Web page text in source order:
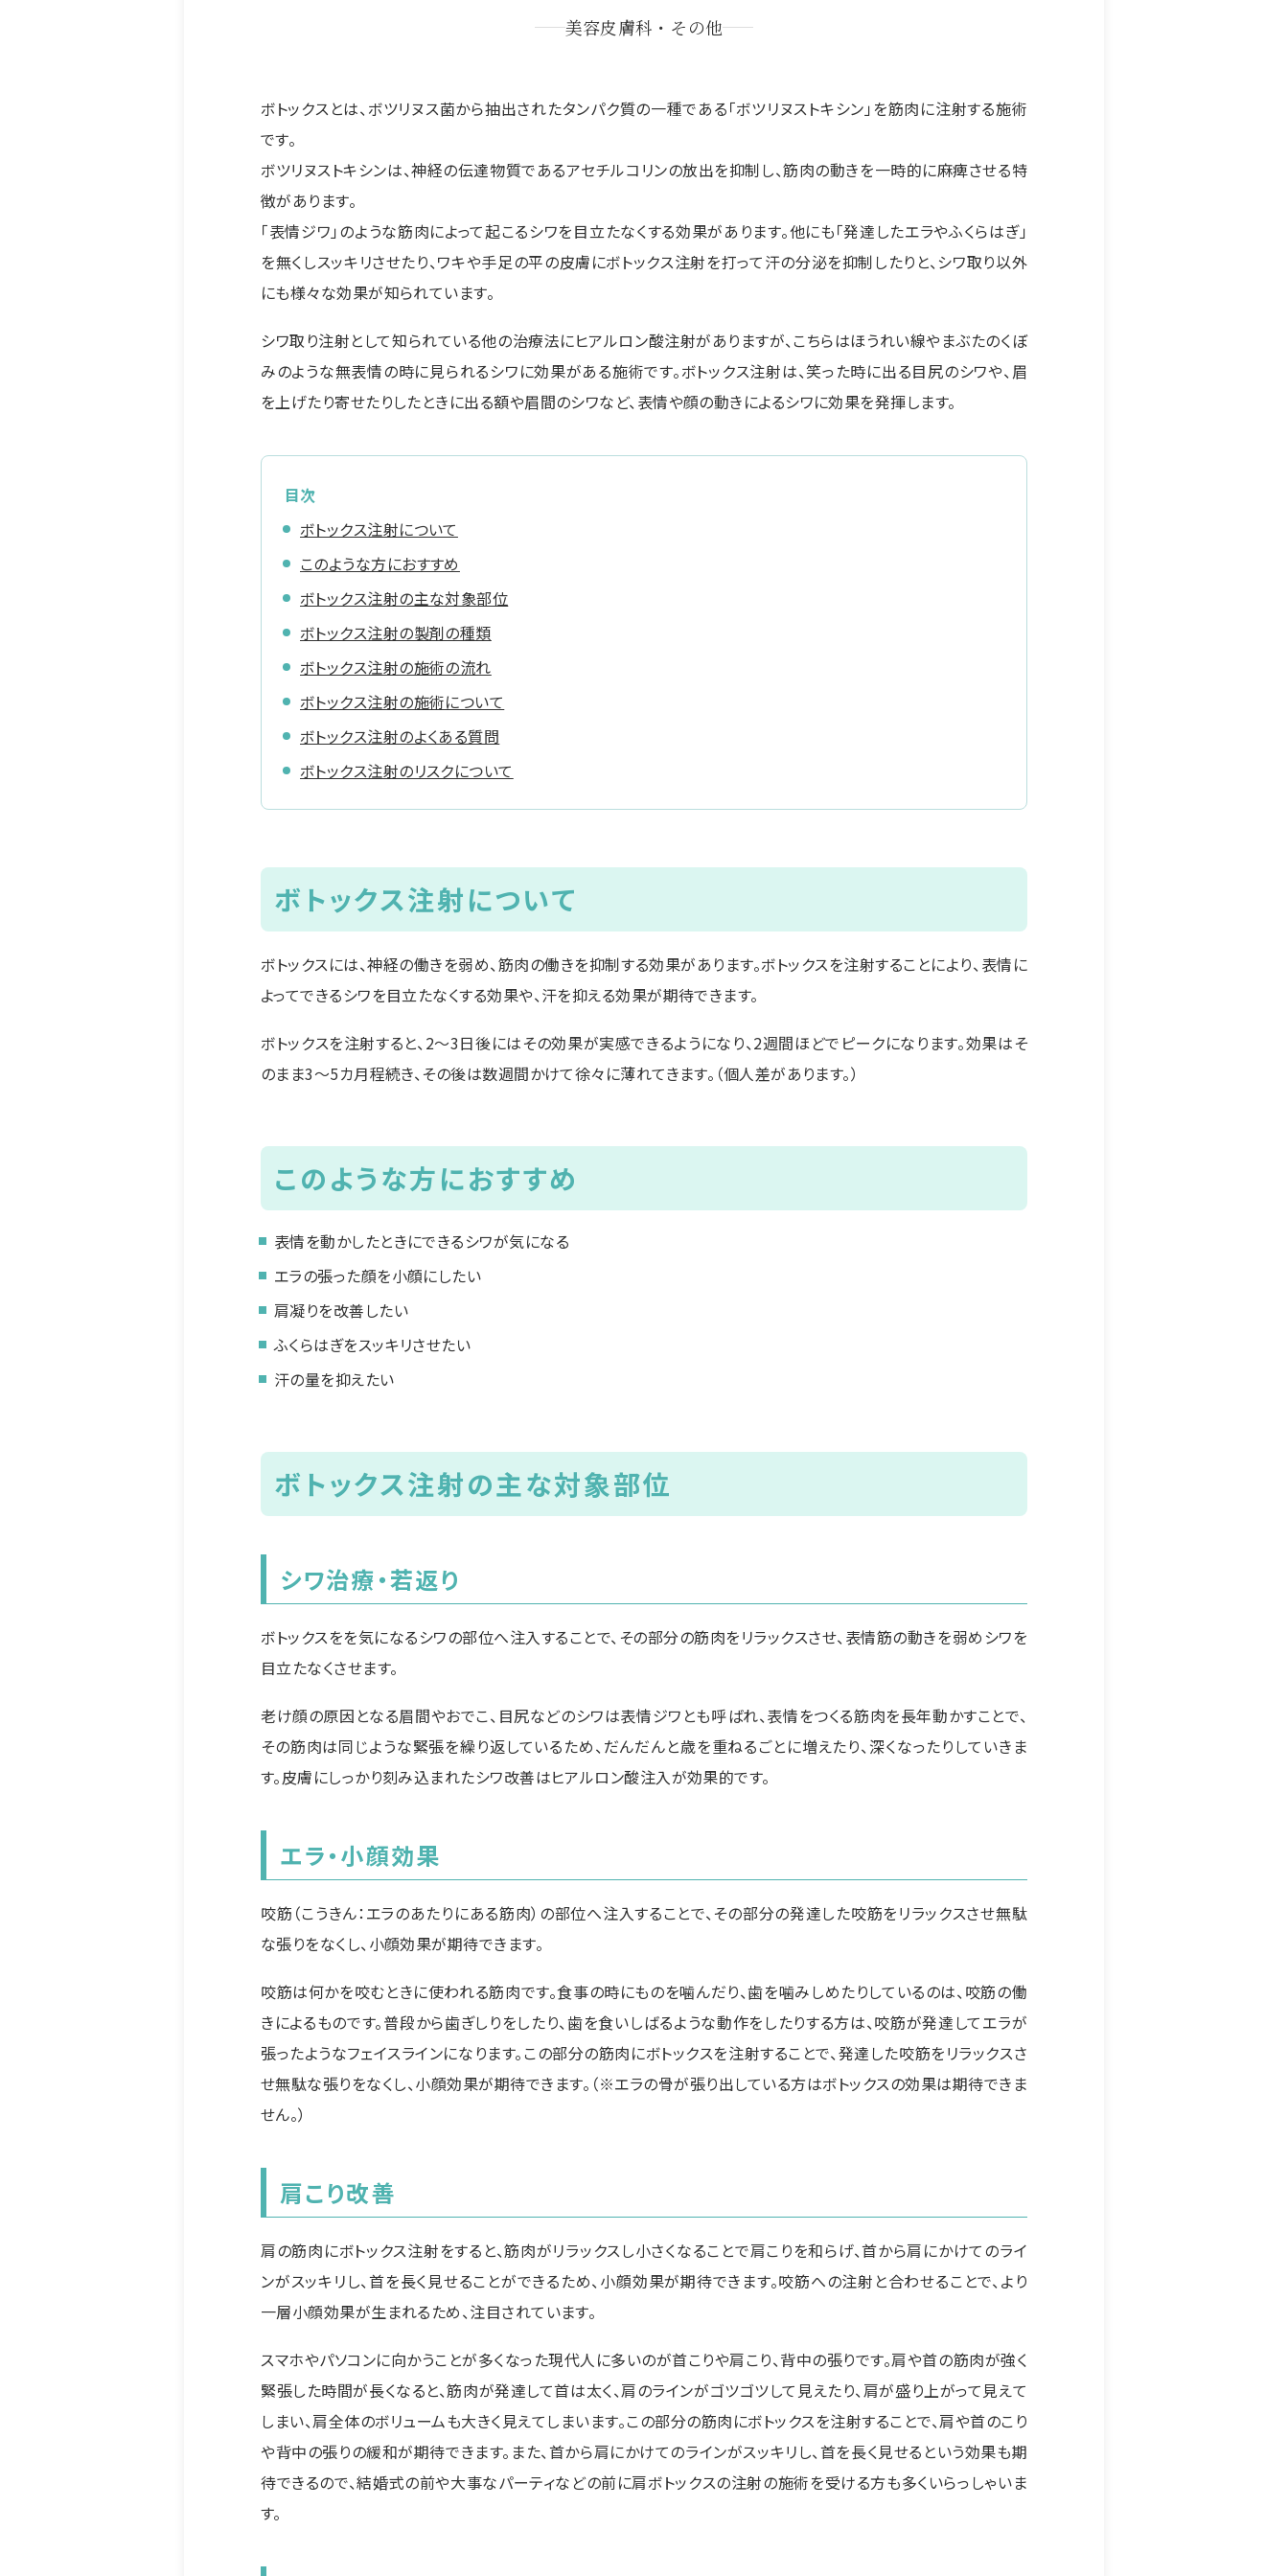
美容皮膚科・その他
ボトックスとは、ボツリヌス菌から抽出されたタンパク質の一種である「ボツリヌストキシン」を筋肉に注射する施術
です。
ボツリヌストキシンは、神経の伝達物質であるアセチルコリンの放出を抑制し、筋肉の動きを一時的に麻痺させる特
徴があります。
「表情ジワ」のような筋肉によって起こるシワを目立たなくする効果があります。他にも「発達したエラやふくらはぎ」
を無くしスッキリさせたり、ワキや手足の平の皮膚にボトックス注射を打って汗の分泌を抑制したりと、シワ取り以外
にも様々な効果が知られています。
シワ取り注射として知られている他の治療法にヒアルロン酸注射がありますが、こちらはほうれい線やまぶたのくぼ
みのような無表情の時に見られるシワに効果がある施術です。ボトックス注射は、笑った時に出る目尻のシワや、眉
を上げたり寄せたりしたときに出る額や眉間のシワなど、表情や顔の動きによるシワに効果を発揮します。
目次
ボトックス注射について
このような方におすすめ
ボトックス注射の主な対象部位
ボトックス注射の製剤の種類
ボトックス注射の施術の流れ
ボトックス注射の施術について
ボトックス注射のよくある質問
ボトックス注射のリスクについて
ボトックス注射について
ボトックスには、神経の働きを弱め、筋肉の働きを抑制する効果があります。ボトックスを注射することにより、表情に
よってできるシワを目立たなくする効果や、汗を抑える効果が期待できます。
ボトックスを注射すると、2～3日後にはその効果が実感できるようになり、2週間ほどでピークになります。効果はそ
のまま3～5カ月程続き、その後は数週間かけて徐々に薄れてきます。（個人差があります。）
このような方におすすめ
表情を動かしたときにできるシワが気になる
エラの張った顔を小顔にしたい
肩凝りを改善したい
ふくらはぎをスッキリさせたい
汗の量を抑えたい
ボトックス注射の主な対象部位
シワ治療・若返り
ボトックスをを気になるシワの部位へ注入することで、その部分の筋肉をリラックスさせ、表情筋の動きを弱めシワを
目立たなくさせます。
老け顔の原因となる眉間やおでこ、目尻などのシワは表情ジワとも呼ばれ、表情をつくる筋肉を長年動かすことで、
その筋肉は同じような緊張を繰り返しているため、だんだんと歳を重ねるごとに増えたり、深くなったりしていきま
す。皮膚にしっかり刻み込まれたシワ改善はヒアルロン酸注入が効果的です。
エラ・小顔効果
咬筋（こうきん：エラのあたりにある筋肉）の部位へ注入することで、その部分の発達した咬筋をリラックスさせ無駄
な張りをなくし、小顔効果が期待できます。
咬筋は何かを咬むときに使われる筋肉です。食事の時にものを噛んだり、歯を噛みしめたりしているのは、咬筋の働
きによるものです。普段から歯ぎしりをしたり、歯を食いしばるような動作をしたりする方は、咬筋が発達してエラが
張ったようなフェイスラインになります。この部分の筋肉にボトックスを注射することで、発達した咬筋をリラックスさ
せ無駄な張りをなくし、小顔効果が期待できます。（※エラの骨が張り出している方はボトックスの効果は期待できま
せん。）
肩こり改善
肩の筋肉にボトックス注射をすると、筋肉がリラックスし小さくなることで肩こりを和らげ、首から肩にかけてのライ
ンがスッキリし、首を長く見せることができるため、小顔効果が期待できます。咬筋への注射と合わせることで、より
一層小顔効果が生まれるため、注目されています。
スマホやパソコンに向かうことが多くなった現代人に多いのが首こりや肩こり、背中の張りです。肩や首の筋肉が強く
緊張した時間が長くなると、筋肉が発達して首は太く、肩のラインがゴツゴツして見えたり、肩が盛り上がって見えて
しまい、肩全体のボリュームも大きく見えてしまいます。この部分の筋肉にボトックスを注射することで、肩や首のこり
や背中の張りの緩和が期待できます。また、首から肩にかけてのラインがスッキリし、首を長く見せるという効果も期
待できるので、結婚式の前や大事なパーティなどの前に肩ボトックスの注射の施術を受ける方も多くいらっしゃいま
す。